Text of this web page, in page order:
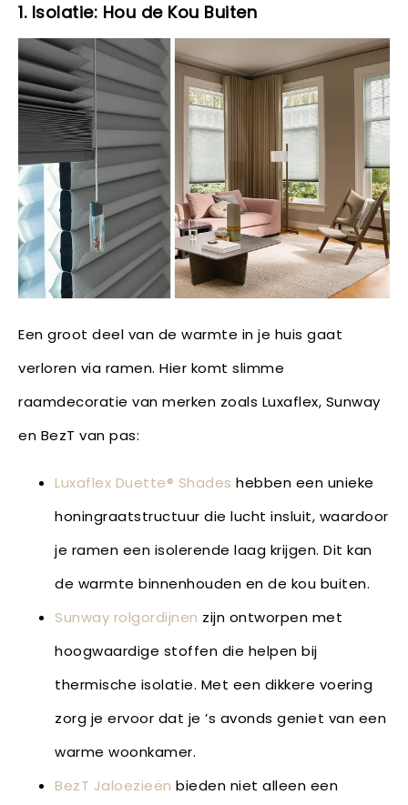
1. Isolatie: Hou de Kou Buiten
Een groot deel van de warmte in je huis gaat
verloren via ramen. Hier komt slimme
raamdecoratie van merken zoals Luxaflex, Sunway
en BezT van pas:
Luxaflex Duette® Shades hebben een unieke
honingraatstructuur die lucht insluit, waardoor
je ramen een isolerende laag krijgen. Dit kan
de warmte binnenhouden en de kou buiten.
Sunway rolgordijnen zijn ontworpen met
hoogwaardige stoffen die helpen bij
thermische isolatie. Met een dikkere voering
zorg je ervoor dat je ’s avonds geniet van een
warme woonkamer.
BezT Jaloezieën bieden niet alleen een